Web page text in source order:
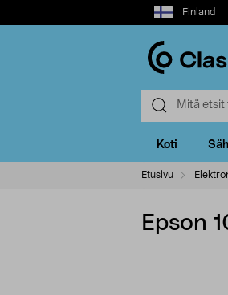
Select
market
Finland
Koti
Etusivu
Epson